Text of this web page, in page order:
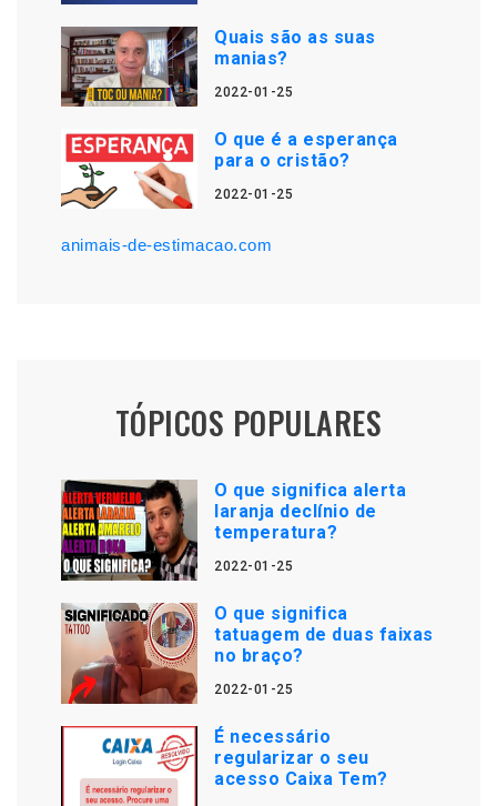
Quais são as suas
manias?
2022-01-25
O que é a esperança
para o cristão?
2022-01-25
animais-de-estimacao.com
TÓPICOS POPULARES
O que significa alerta
laranja declínio de
temperatura?
2022-01-25
O que significa
tatuagem de duas faixas
no braço?
2022-01-25
É necessário
regularizar o seu
acesso Caixa Tem?